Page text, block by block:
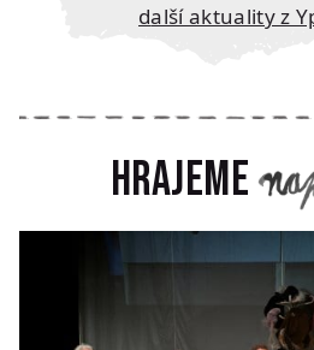
Další aktuality z
Hrajeme